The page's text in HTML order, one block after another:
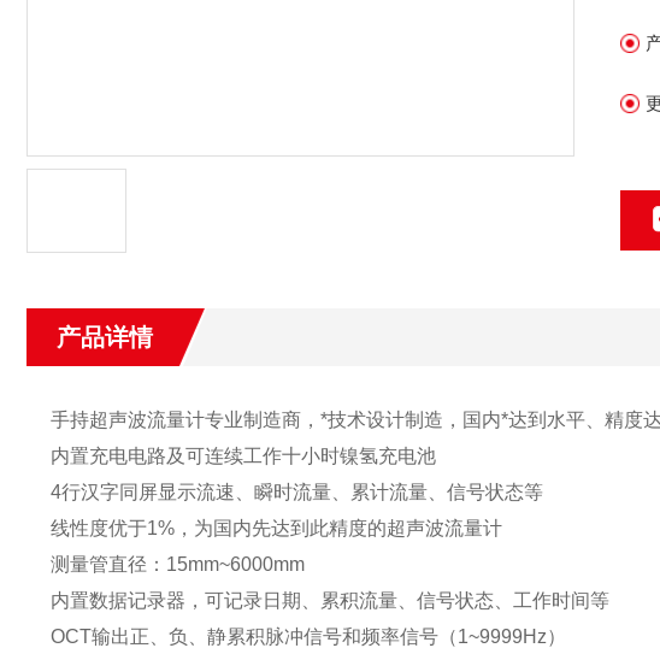
产品详情
手持超声波流量计专业制造商，*技术设计制造，国内*达到水平、精度
内置充电电路及可连续工作十小时镍氢充电池
4行汉字同屏显示流速、瞬时流量、累计流量、信号状态等
线性度优于1%，为国内先达到此精度的超声波流量计
测量管直径：15mm~6000mm
内置数据记录器，可记录日期、累积流量、信号状态、工作时间等
OCT输出正、负、静累积脉冲信号和频率信号（1~9999Hz）